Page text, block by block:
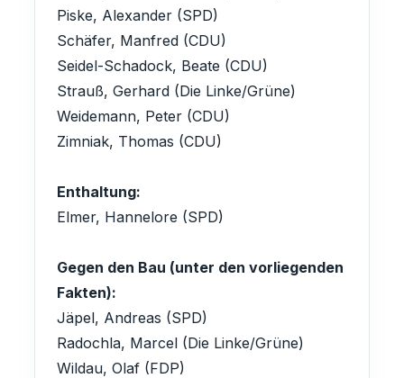
Piske, Alexander (SPD)
Schäfer, Manfred (CDU)
Seidel-Schadock, Beate (CDU)
Strauß, Gerhard (Die Linke/Grüne)
Weidemann, Peter (CDU)
Zimniak, Thomas (CDU)
Enthaltung:
Elmer, Hannelore (SPD)
Gegen den Bau (unter den vorliegenden
Fakten):
Jäpel, Andreas (SPD)
Radochla, Marcel (Die Linke/Grüne)
Wildau, Olaf (FDP)